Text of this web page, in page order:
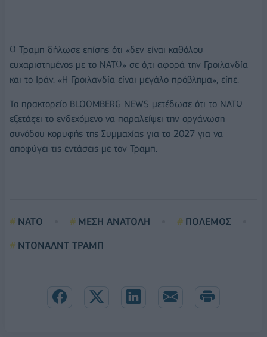
Ο Τραμπ δήλωσε επίσης ότι «δεν είναι καθόλου
ευχαριστημένος με το ΝΑΤΟ» σε ό,τι αφορά την Γροιλανδία
και το Ιράν. «Η Γροιλανδία είναι μεγάλο πρόβλημα», είπε.
Το πρακτορείο BLOOMBERG NEWS μετέδωσε ότι το ΝΑΤΟ
εξετάζει το ενδεχόμενο να παραλείψει την οργάνωση
συνόδου κορυφής της Συμμαχίας για το 2027 για να
αποφύγει τις εντάσεις με τον Τραμπ.
ΝΑΤΟ ΜΕΣΗ ΑΝΑΤΟΛΗ
ΠΟΛΕΜΟΣ
ΝΤΟΝΑΛΝΤ ΤΡΑΜΠ